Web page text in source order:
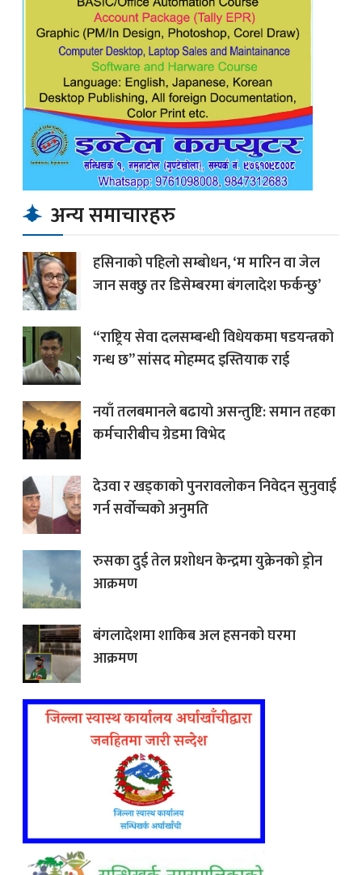
अन्य समाचारहरु
हसिनाको पहिलाे सम्बोधन, ‘म मारिन वा जेल
जान सक्छु तर डिसेम्बरमा बंगलादेश फर्कन्छु’
“राष्ट्रिय सेवा दलसम्बन्धी विधेयकमा षडयन्त्रको
गन्ध छ” सांसद मोहम्मद इस्तियाक राई
नयाँ तलबमानले बढायो असन्तुष्टि: समान तहका
कर्मचारीबीच ग्रेडमा विभेद
देउवा र खड्काको पुनरावलोकन निवेदन सुनुवाई
गर्न सर्वोच्चको अनुमति
रुसका दुई तेल प्रशोधन केन्द्रमा युक्रेनको ड्रोन
आक्रमण
बंगलादेशमा शाकिब अल हसनको घरमा
आक्रमण